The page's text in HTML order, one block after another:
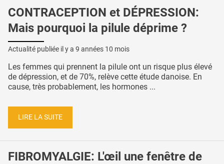
CONTRACEPTION et DÉPRESSION:
Mais pourquoi la pilule déprime ?
Actualité publiée il y a 9 années 10 mois
Les femmes qui prennent la pilule ont un risque plus élevé
de dépression, et de 70%, relève cette étude danoise. En
cause, très probablement, les hormones ...
LIRE LA SUITE
FIBROMYALGIE: L'œil une fenêtre de